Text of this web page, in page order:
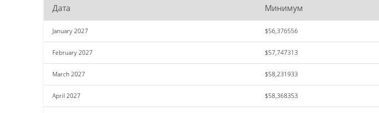
Дата Минимум
January 2027 $56,376556
February 2027 $57,747313
March 2027 $58,231933
April 2027 $58,368353